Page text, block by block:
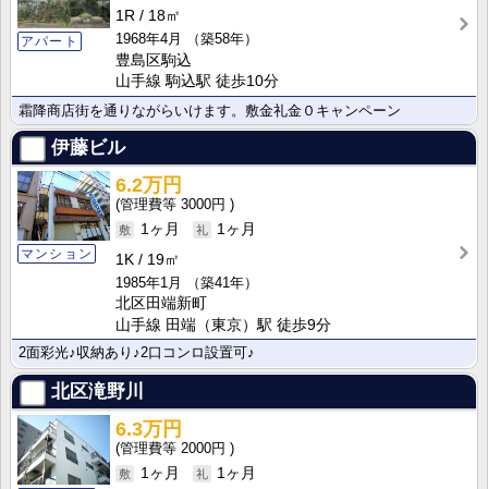
アパート
1R
18㎡
1968年4月
（築58年）
豊島区駒込
山手線 駒込駅 徒歩10分
霜降商店街を通りながらいけます。敷金礼金０キャンペーン
伊藤ビル
マンション
6.2万円
3000円
1ヶ月
1ヶ月
1K
19㎡
1985年1月
（築41年）
北区田端新町
山手線 田端（東京）駅 徒歩9分
2面彩光♪収納あり♪2口コンロ設置可♪
北区滝野川
6.3万円
2000円
1ヶ月
1ヶ月